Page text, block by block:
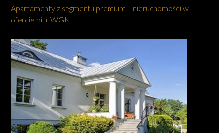
Apartamenty z segmentu premium – nieruchomości w
ofercie biur WGN